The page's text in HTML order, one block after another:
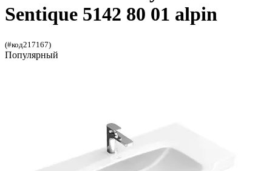
Sentique 5142 80 01 alpin
(#код217167)
Популярный